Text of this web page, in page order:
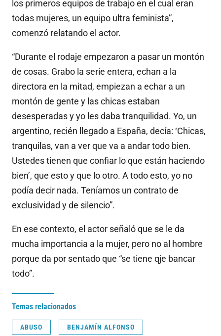
los primeros equipos de trabajo en el cual eran
todas mujeres, un equipo ultra feminista”,
comenzó relatando el actor.
“Durante el rodaje empezaron a pasar un montón
de cosas. Grabo la serie entera, echan a la
directora en la mitad, empiezan a echar a un
montón de gente y las chicas estaban
desesperadas y yo les daba tranquilidad. Yo, un
argentino, recién llegado a España, decía: ‘Chicas,
tranquilas, van a ver que va a andar todo bien.
Ustedes tienen que confiar lo que están haciendo
bien’, que esto y que lo otro. A todo esto, yo no
podía decir nada. Teníamos un contrato de
exclusividad y de silencio”.
En ese contexto, el actor señaló que se le da
mucha importancia a la mujer, pero no al hombre
porque da por sentado que “se tiene qje bancar
todo”.
Temas relacionados
ABUSO BENJAMÍN ALFONSO